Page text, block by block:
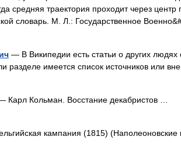
средняя траектория проходит через центр
словарь. М. Л.: Государственное
— В Википедии есть статьи о других
разделе имеется список источников или
Карл Кольман. Восстание декабристов …
кампания (1815) (Наполеоновские